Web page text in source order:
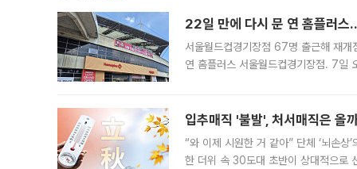
22일 만에 다시 문 연 홈플러스
서울월드컵경기장점 67명 출근해 재
연 홈플러스 서울월드컵경기장점. 7일
입추매직 '불발', 처서매직은 올
“와 이제 시원한 거 같아” 단체 ‘뇌손
한 더위 속 30도대 초반이 상대적으로